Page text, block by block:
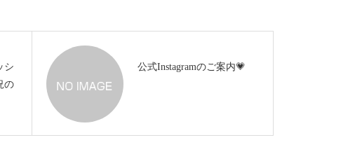
シ
の
公式Instagramのご案内💗